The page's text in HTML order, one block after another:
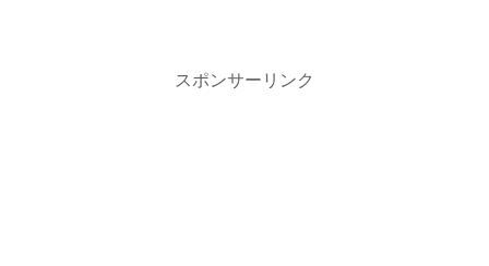
製品です。
スポンサーリンク